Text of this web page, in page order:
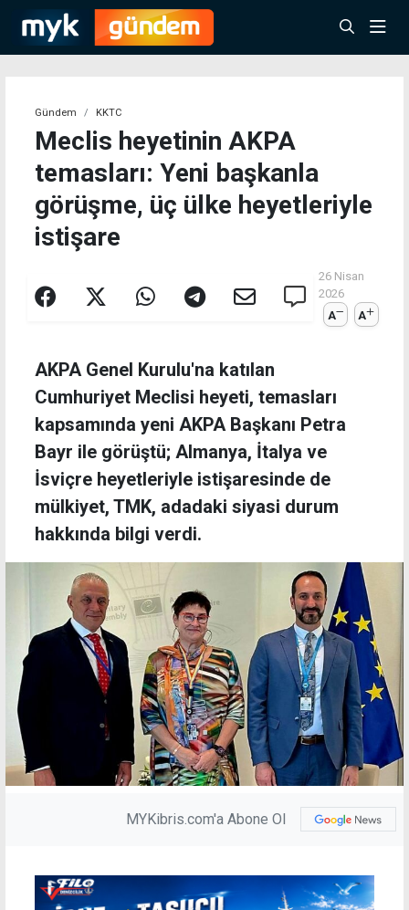
Gündem KKTC
Meclis heyetinin AKPA
temasları: Yeni başkanla
görüşme, üç ülke heyetleriyle
istişare
26 Nisan
2026
A
A
AKPA Genel Kurulu'na katılan
Cumhuriyet Meclisi heyeti, temasları
kapsamında yeni AKPA Başkanı Petra
Bayr ile görüştü; Almanya, İtalya ve
İsviçre heyetleriyle istişaresinde de
mülkiyet, TMK, adadaki siyasi durum
hakkında bilgi verdi.
MYKibris.com'a Abone Ol